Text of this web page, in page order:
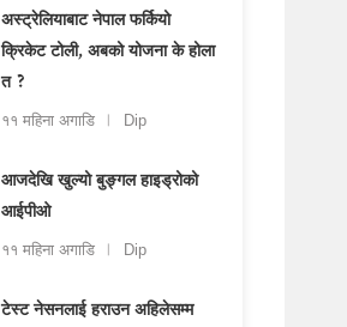
अस्ट्रेलियाबाट नेपाल फर्कियो
क्रिकेट टोली, अबको योजना के होला
त ?
११ महिना अगाडि Dip
आजदेखि खुल्यो बुङ्गल हाइड्रोको
आईपीओ
११ महिना अगाडि Dip
टेस्ट नेसनलाई हराउन अहिलेसम्म